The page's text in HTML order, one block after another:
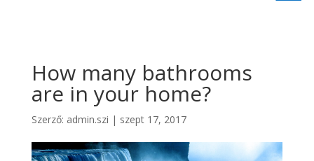
How many bathrooms
are in your home?
Szerző: admin.szi | szept 17, 2017